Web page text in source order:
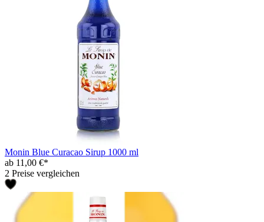
Monin Blue Curacao Sirup 1000 ml
ab 11,00 €*
2 Preise vergleichen